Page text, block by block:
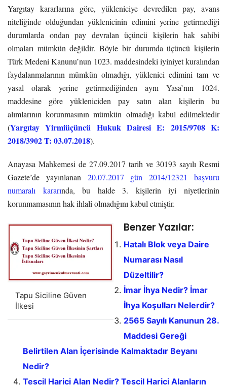
Yargıtay kararlarına göre, yükleniciye devredilen pay, avans
niteliğinde olduğundan yüklenicinin edimini yerine getirmediği
durumlarda ondan pay devralan üçüncü kişilerin hak sahibi
olmaları mümkün değildir. Böyle bir durumda üçüncü kişilerin
Türk Medeni Kanunu’nun 1023. maddesindeki iyiniyet kuralından
faydalanmalarının mümkün olmadığı, yüklenici edimini tam ve
yasal olarak yerine getirmediğinden aynı Yasa’nın 1024.
maddesine göre yükleniciden pay satın alan kişilerin bu
alımlarının korunmasının mümkün olmadığı kabul edilmektedir
(Yargıtay Yirmiüçüncü Hukuk Dairesi E: 2015/9708 K:
2018/3902 T: 03.07.2018).
Anayasa Mahkemesi de 27.09.2017 tarih ve 30193 sayılı Resmi
Gazete’de yayınlanan 20.07.2017 gün 2014/12321 başvuru
numaralı kararında, bu halde 3. kişilerin iyi niyetlerinin
korunmamasının hak ihlali olmadığını kabul etmiştir.
Tapu Siciline Güven
İlkesi
Benzer Yazılar:
Hatalı Blok veya Daire
Numarası Nasıl
Düzeltilir?
İmar İhya Nedir? İmar
İhya Koşulları Nelerdir?
2565 Sayılı Kanunun 28.
Maddesi Gereği
Belirtilen Alan İçerisinde Kalmaktadır Beyanı
Nedir?
Tescil Harici Alan Nedir? Tescil Harici Alanların